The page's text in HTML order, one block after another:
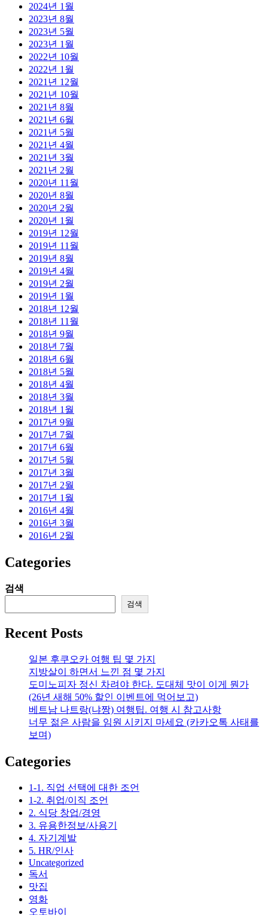
2024년 1월
2023년 8월
2023년 5월
2023년 1월
2022년 10월
2022년 1월
2021년 12월
2021년 10월
2021년 8월
2021년 6월
2021년 5월
2021년 4월
2021년 3월
2021년 2월
2020년 11월
2020년 8월
2020년 2월
2020년 1월
2019년 12월
2019년 11월
2019년 8월
2019년 4월
2019년 2월
2019년 1월
2018년 12월
2018년 11월
2018년 9월
2018년 7월
2018년 6월
2018년 5월
2018년 4월
2018년 3월
2018년 1월
2017년 9월
2017년 7월
2017년 6월
2017년 5월
2017년 3월
2017년 2월
2017년 1월
2016년 4월
2016년 3월
2016년 2월
Categories
검색
검색
Recent Posts
일본 후쿠오카 여행 팁 몇 가지
지방살이 하면서 느낀 점 몇 가지
도미노피자 정신 차려야 한다. 도대체 맛이 이게 뭔가
(26년 새해 50% 할인 이벤트에 먹어보고)
베트남 나트랑(냐짱) 여행팁. 여행 시 참고사항
너무 젊은 사람을 임원 시키지 마세요 (카카오톡 사태를
보며)
Categories
1-1. 직업 선택에 대한 조언
1-2. 취업/이직 조언
2. 식당 창업/경영
3. 유용한정보/사용기
4. 자기계발
5. HR/인사
Uncategorized
독서
맛집
영화
오토바이